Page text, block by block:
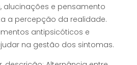
alucinações e pensamento
a percepção da realidade.
antipsicóticos e
na gestão dos sintomas.